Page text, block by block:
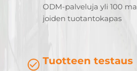
ODM-palveluja yli 100
joiden tuotantokapas
Tuotteen testaus